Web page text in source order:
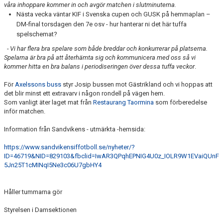
våra inhoppare kommer in och avgör matchen i slutminuterna.
Nästa vecka väntar KIF i Svenska cupen och GUSK på hemmaplan –
DM-final torsdagen den 7e osv - hur hanterar ni det här tuffa
spelschemat?
- Vi har flera bra spelare som både breddar och konkurrerar på platserna.
Spelarna är bra på att återhämta sig och kommunicera med oss så vi
kommer hitta en bra balans i periodiseringen över dessa tuffa veckor.
FörAxelssons buss styr Josip bussen mot Gästrikland och vi hoppas att
det blir minst ett extravarv i någon rondell på vägen hem.
Som vanligt äter laget mat från Restaurang Taormina som förberedelse
inför matchen.
Information från Sandvikens - utmärkta -hemsida:
https://www.sandvikensiffotboll.se/nyheter/?
ID=46719&NID=829103&fbclid=IwAR3QPqhEPNIG4U0z_IOLR9W1EVaiQUnF
5Jn25T1cMINqI5Ne3c06U7gbHY4
Håller tummarna gör
Styrelsen i Damsektionen